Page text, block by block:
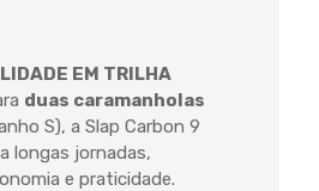
EM TRILHA
duas caramanholas
S), a Slap Carbon 9
longas jornadas,
e praticidade.